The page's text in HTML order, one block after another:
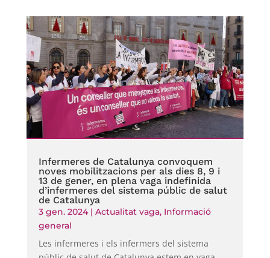
Infermeres de Catalunya convoquem
noves mobilitzacions per als dies 8, 9 i
13 de gener, en plena vaga indefinida
d’infermeres del sistema públic de salut
de Catalunya
3 gen. 2024| Actualitat vaga, Informació
general
Les infermeres i els infermers del sistema